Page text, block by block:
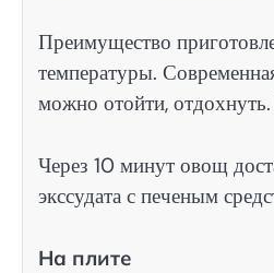
Преимущество
температуры.
можно отойти,
Через 10 минут овощ
экссудата с печеным
На плите